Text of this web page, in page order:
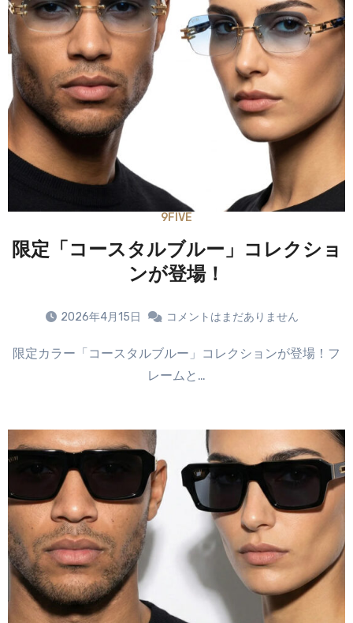
9FIVE
限定「コースタルブルー」コレクショ
ンが登場！
2026年4月15日 コメントはまだありません
限定カラー「コースタルブルー」コレクションが登場！フ
レームと…